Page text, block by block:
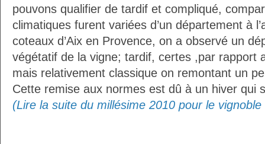
pouvons qualifier de tardif et compliqué,
climatiques furent variées d’un département à
coteaux d’Aix en Provence, on a observé un
végétatif de la vigne; tardif, certes ,par rapport
mais relativement classique on remontant un
Cette remise aux normes est dû à un hiver qui
(Lire la suite du millésime 2010 pour le